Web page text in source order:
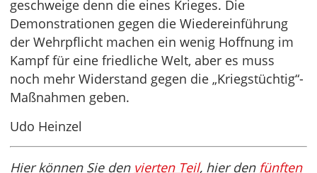
geschweige denn die eines Krieges. Die
Demonstrationen gegen die Wiedereinführung
der Wehrpflicht machen ein wenig Hoffnung im
Kampf für eine friedliche Welt, aber es muss
noch mehr Widerstand gegen die „Kriegstüchtig“-
Maßnahmen geben.
Udo Heinzel
Hier können Sie den vierten Teil, hier den fünften